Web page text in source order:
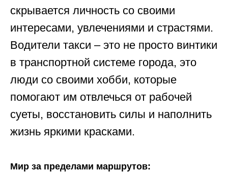
скрывается личность со своими
интересами, увлечениями и страстями.
Водители такси – это не просто винтики
в транспортной системе города, это
люди со своими хобби, которые
помогают им отвлечься от рабочей
суеты, восстановить силы и наполнить
жизнь яркими красками.
Мир за пределами маршрутов: